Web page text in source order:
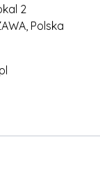
2
Polska